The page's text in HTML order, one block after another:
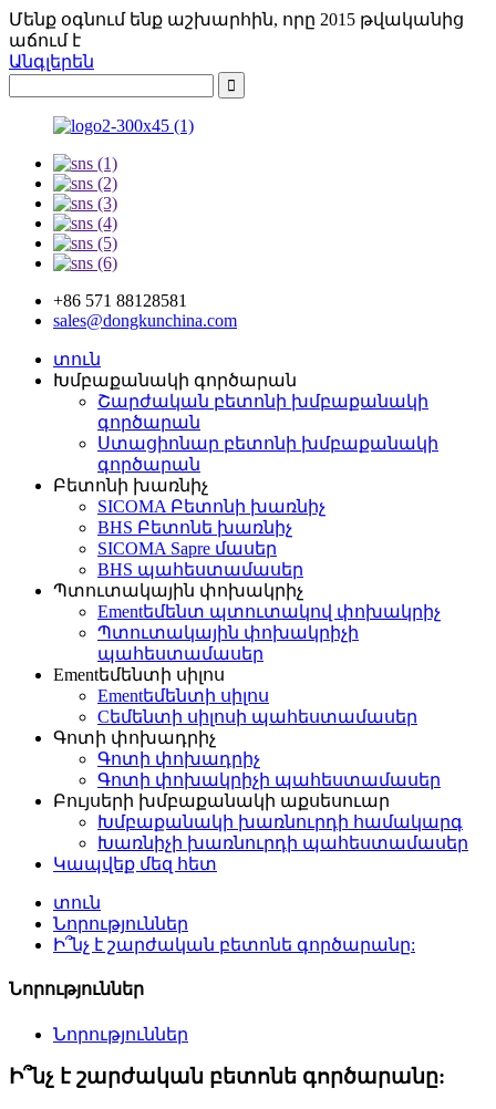
Մենք օգնում ենք աշխարհին, որը 2015 թվականից
աճում է
Անգլերեն
+86 571 88128581
sales@dongkunchina.com
տուն
Խմբաքանակի գործարան
Շարժական բետոնի խմբաքանակի
գործարան
Ստացիոնար բետոնի խմբաքանակի
գործարան
Բետոնի խառնիչ
SICOMA Բետոնի խառնիչ
BHS Բետոնե խառնիչ
SICOMA Sapre մասեր
BHS պահեստամասեր
Պտուտակային փոխակրիչ
Ementեմենտ պտուտակով փոխակրիչ
Պտուտակային փոխակրիչի
պահեստամասեր
Ementեմենտի սիլոս
Ementեմենտի սիլոս
Cեմենտի սիլոսի պահեստամասեր
Գոտի փոխադրիչ
Գոտի փոխադրիչ
Գոտի փոխակրիչի պահեստամասեր
Բույսերի խմբաքանակի աքսեսուար
Խմբաքանակի խառնուրդի համակարգ
Խառնիչի խառնուրդի պահեստամասեր
Կապվեք մեզ հետ
տուն
Նորություններ
Ի՞նչ է շարժական բետոնե գործարանը:
Նորություններ
Նորություններ
Ի՞նչ է շարժական բետոնե գործարանը: